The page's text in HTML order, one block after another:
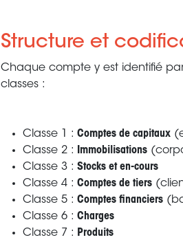
Structure et
Chaque compte y est identifié
classes :
Classe 1 : Comptes de capitaux
Classe 2 :
Immobilisations
Classe 3 : Stocks et en-cours
Classe 4 : Comptes de tiers
Classe 5 : Comptes financiers
Classe 6 : Charges
Classe 7 : Produits